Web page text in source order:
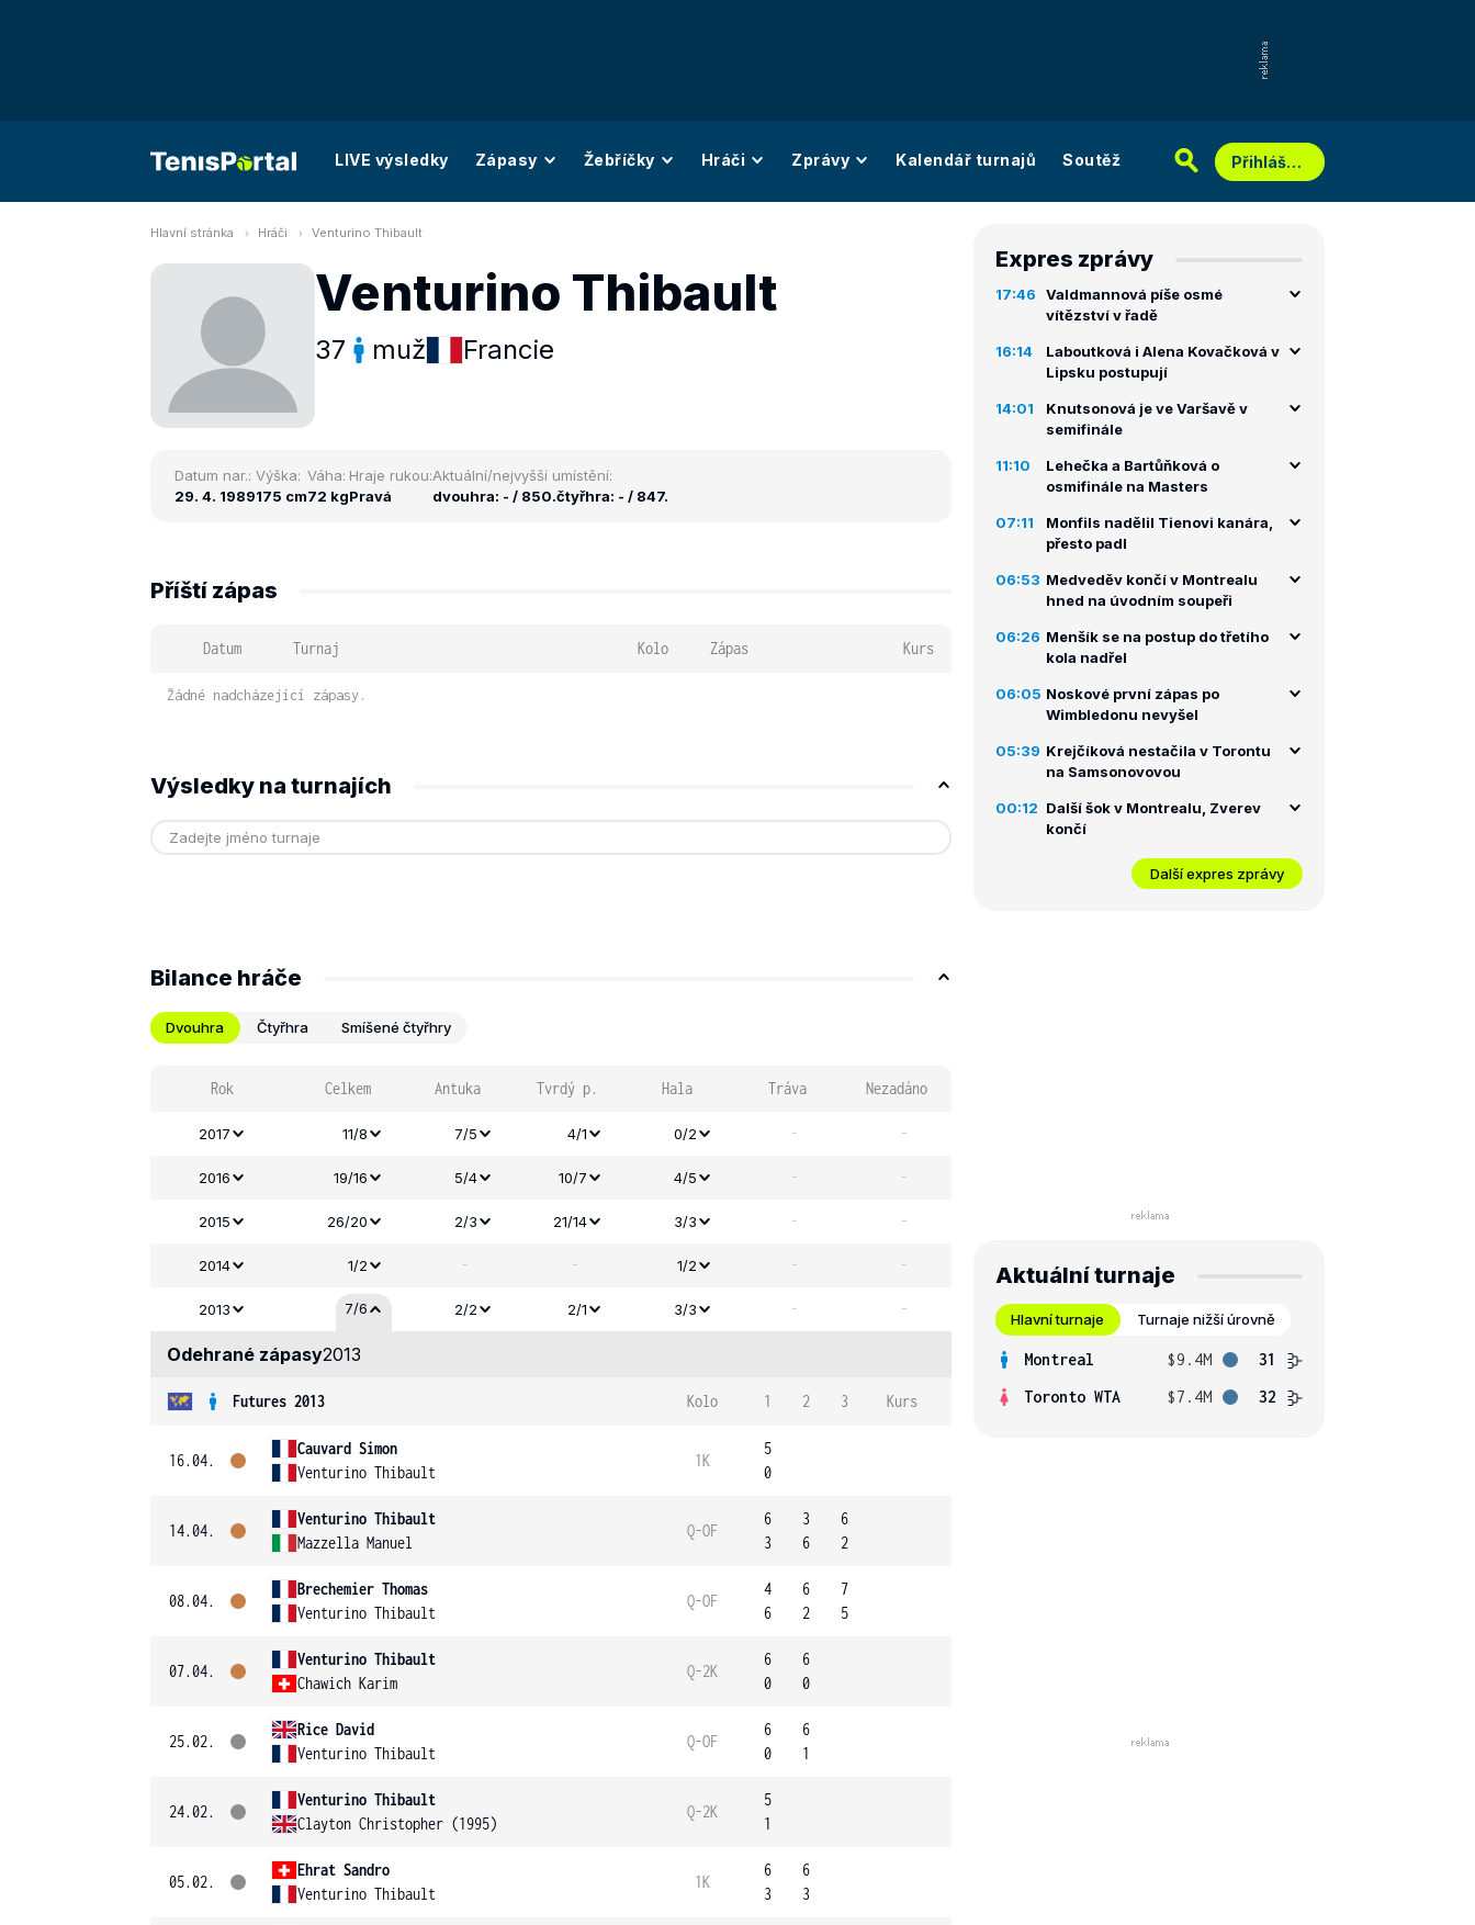
LIVE výsledky Zápasy Žebříčky Hráči Zprávy Kalendář turnajů Soutěž Přihlášení
Hlavní stránka Hráči Venturino Thibault
Venturino Thibault
37 muž Francie
Datum nar.:
29. 4. 1989
Výška:
175 cm
Váha:
72 kg
Hraje rukou:
Pravá
Aktuální/nejvyšší umístění:
dvouhra: - / 850.čtyřhra: - / 847.
Příští zápas
Datum Turnaj Kolo Zápas Kurs
Žádné nadcházející zápasy.
Výsledky na turnajích
Bilance hráče
Dvouhra Čtyřhra Smíšené čtyřhry
Rok Celkem Antuka Tvrdý p. Hala Tráva Nezadáno
2017 11/8 7/5 4/1 0/2 - -
2016 19/16 5/4 10/7 4/5 - -
2015 26/20 2/3 21/14 3/3 - -
2014 1/2 - - 1/2 - -
2013 7/6 2/2 2/1 3/3 - -
Odehrané zápasy2013
Futures 2013 Kolo 1 2 3 Kurs
16.04.
Cauvard Simon
Venturino Thibault
1K
5
0
14.04.
Venturino Thibault
Mazzella Manuel
Q-OF
6
3
3
6
6
2
08.04.
Brechemier Thomas
Venturino Thibault
Q-OF
4
6
6
2
7
5
07.04.
Venturino Thibault
Chawich Karim
Q-2K
6
0
6
0
25.02.
Rice David
Venturino Thibault
Q-OF
6
0
6
1
24.02.
Venturino Thibault
Clayton Christopher (1995)
Q-2K
5
1
05.02.
Ehrat Sandro
Venturino Thibault
1K
6
3
6
3
Expres zprávy
17:46
Valdmannová píše osmé
vítězství v řadě
16:14
Laboutková i Alena Kovačková v
Lipsku postupují
14:01
Knutsonová je ve Varšavě v
semifinále
11:10
Lehečka a Bartůňková o
osmifinále na Masters
07:11
Monfils nadělil Tienovi kanára,
přesto padl
06:53 Medveděv končí v Montrealu
hned na úvodním soupeři
06:26 Menšík se na postup do třetího
kola nadřel
06:05 Noskové první zápas po
Wimbledonu nevyšel
05:39 Krejčíková nestačila v Torontu
na Samsonovovou
00:12 Další šok v Montrealu, Zverev
končí
Další expres zprávy
Aktuální turnaje
Hlavní turnaje Turnaje nižší úrovně
Montreal $9.4M
31
Toronto WTA
$7.4M 32